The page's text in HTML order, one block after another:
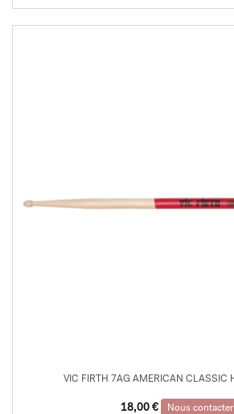
VIC FIRTH 7AG AMERICAN CLASSIC
18,00 € Nous contacter